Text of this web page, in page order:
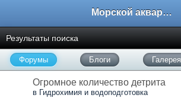
Морской аквариум. Форумы ReefCentral.ru
Результаты поиска
Форумы Блоги Галерея
Огромное количество детрита
в Гидрохимия и водоподготовка